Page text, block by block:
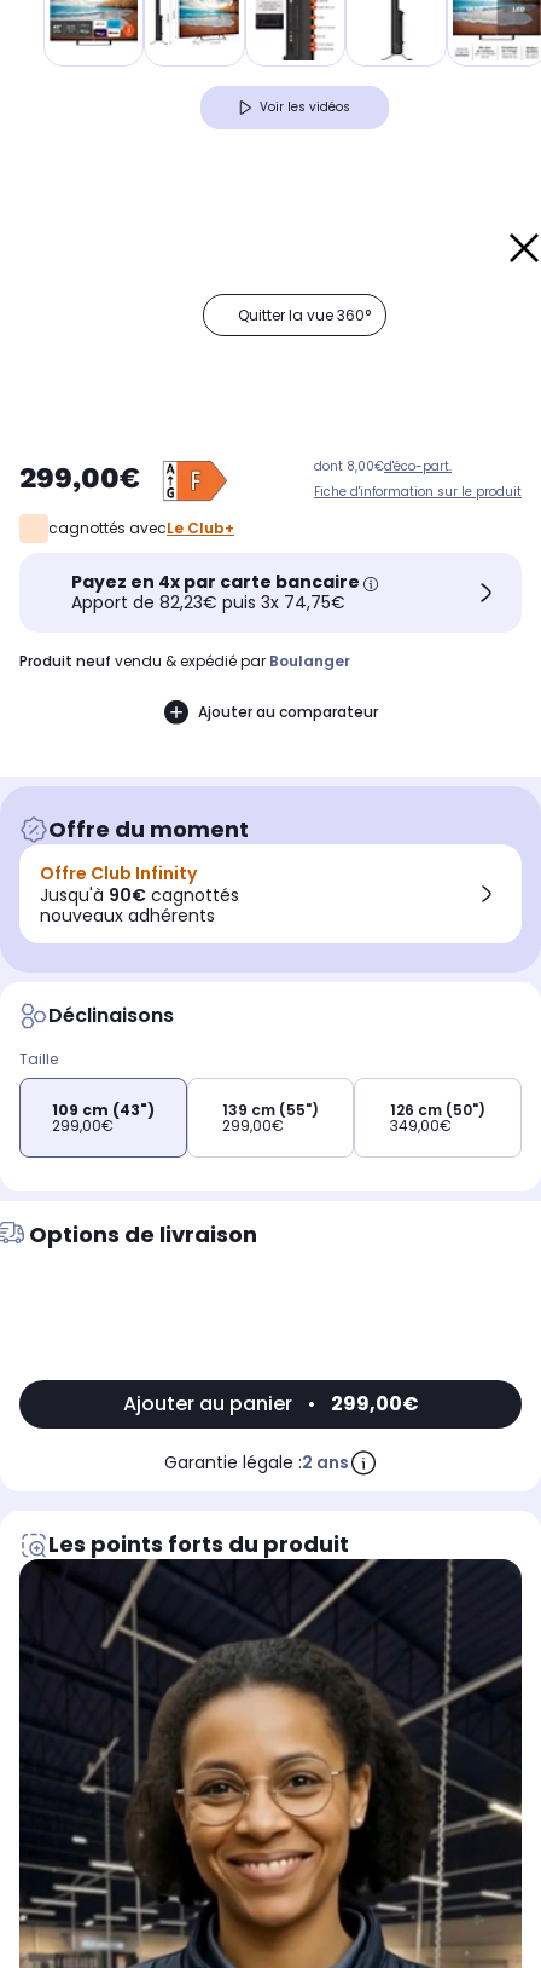
Voir les vidéos
Quitter la vue 360°
299,00€ dont 8,00€d'éco-part.
Fiche d'information sur le produit
cagnottés avecLe Club+
Payez en 4x par carte bancaire
Apport de 82,23€ puis 3x 74,75€
produit neuf vendu & expédié par Boulanger
Ajouter au comparateur
Offre du moment
Offre Club Infinity
Jusqu'à 90€ cagnottés
nouveaux adhérents
Déclinaisons
Taille
109 cm (43")
299,00€
139 cm (55")
299,00€
126 cm (50")
349,00€
Options de livraison
Ajouter au panier • 299,00€
Garantie légale :2 ans
Les points forts du produit